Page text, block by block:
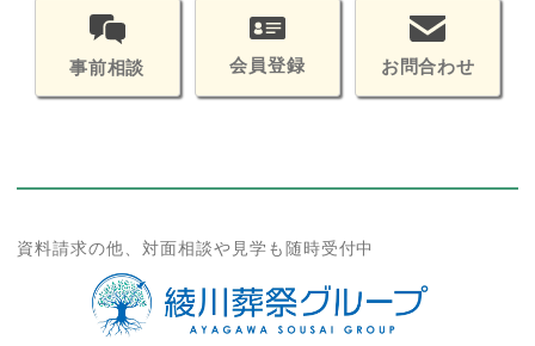
事前相談 会員登録 お問合わせ
資料請求の他、対面相談や見学も随時受付中